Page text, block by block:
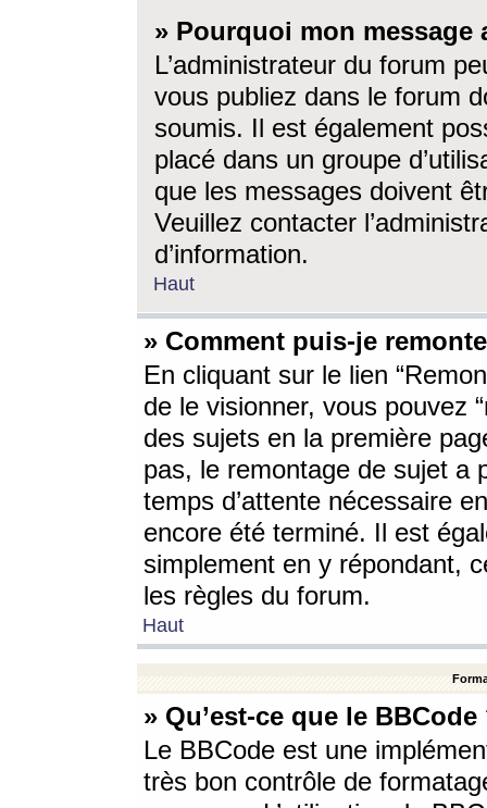
» Pourquoi mon message
L’administrateur du forum
vous publiez dans le forum
soumis. Il est également
placé dans un groupe
que les messages doivent
Veuillez contacter
d’information.
Haut
» Comment puis-je
En cliquant sur le lien
de le visionner, vous pouvez
des sujets en la première
pas, le remontage de sujet a
temps d’attente nécessaire
encore été terminé. Il est
simplement en y répondant,
les règles du forum.
Haut
» Qu’est-ce que le BBCode
Le BBCode est une
très bon contrôle de